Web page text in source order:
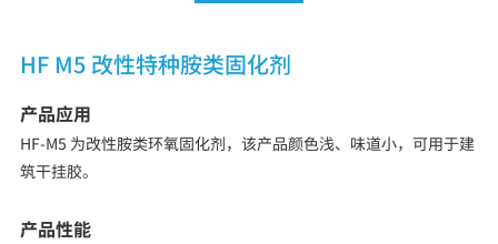
HF M5 改性特种胺类固化剂
产品应用
HF-M5 为改性胺类环氧固化剂，该产品颜色浅、味道小，可用于建
筑干挂胶。
产品性能